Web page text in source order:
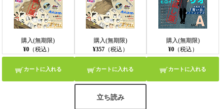
購入(無期限)
¥0 （税込）
カートに入れる
購入(無期限)
¥357（税込）
カートに入れる
立ち読み
購入(無期限)
¥0（税込）
カートに入れる